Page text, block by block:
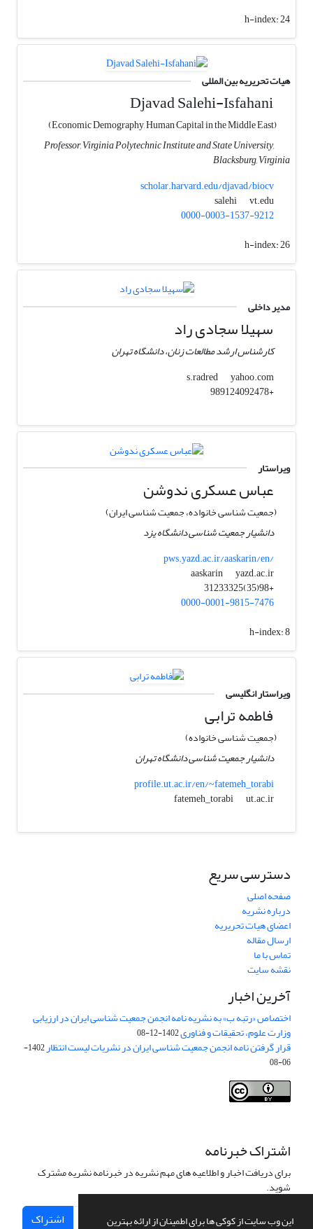
این وب سایت از کوکی ها برای اطمینان از ارائه بهترین
h-index:24
هیات تحریریه بین المللی
Djavad Salehi-Isfahani
(Economic Demography, Human Capital in the Middle East)
Professor, Virginia Polytechnic Institute and State University,
Blacksburg, Virginia
scholar.harvard.edu/djavad/biocv
salehi
vt.edu
0000-0003-1537-9212
h-index:26
مدیر داخلی
سهیلا سجادی راد
کارشناس ارشد مطالعات زنان، دانشگاه تهران
s.radred
yahoo.com
+989124092478
ویراستار
عباس عسکری ندوشن
(جمعیت شناسی خانواده، جمعیت شناسی ایران)
دانشیار جمعیت شناسی دانشگاه یزد
pws.yazd.ac.ir/aaskarin/en/
aaskarin
yazd.ac.ir
+98(35)31233325
0000-0001-9815-7476
h-index:8
ویراستار انگلیسی
فاطمه ترابی
(جمعیت شناسی خانواده)
دانشیار جمعیت شناسی دانشگاه تهران
profile.ut.ac.ir/en/~fatemeh_torabi
fatemeh_torabi
ut.ac.ir
دسترسی سریع
صفحه اصلی
درباره نشریه
اعضای هیات تحریریه
ارسال مقاله
تماس با ما
نقشه سایت
آخرین اخبار
اختصاص «رتبه ب» به نشریه نامه انجمن جمعیت شناسی ایران در ارزیابی
وزارت علوم، تحقیقات و فناوری1402-12-08
قرار گرفتن نامه انجمن جمعیت شناسی ایران در نشریات لیست انتظار
1402-
06-08
اشتراک خبرنامه
برای دریافت اخبار و اطلاعیه های مهم نشریه در خبرنامه نشریه مشترک
شوید.
اشتراک